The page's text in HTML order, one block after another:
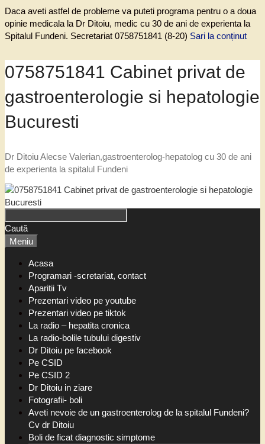
Daca aveti astfel de probleme va puteti programa pentru o a doua
opinie medicala la Dr Ditoiu, medic cu 30 de ani de experienta la
Spitalul Fundeni. Secretariat 0758751841 (8-20) Sari la conținut
0758751841 Cabinet privat de
gastroenterologie si hepatologie
Bucuresti
Dr Ditoiu Alecse Valerian,gastroenterolog-hepatolog cu 30 de ani
de experienta la spitalul Fundeni
Caută
Meniu
Acasa
Programari -scretariat, contact
Aparitii Tv
Prezentari video pe youtube
Prezentari video pe tiktok
La radio – hepatita cronica
La radio-bolile tubului digestiv
Dr Ditoiu pe facebook
Pe CSID
Pe CSID 2
Dr Ditoiu in ziare
Fotografii- boli
Aveti nevoie de un gastroenterolog de la spitalul Fundeni?
Cv dr Ditoiu
Boli de ficat diagnostic simptome